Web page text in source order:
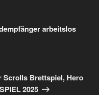
arbeitslos
Scrolls Brettspiel, Hero
2025